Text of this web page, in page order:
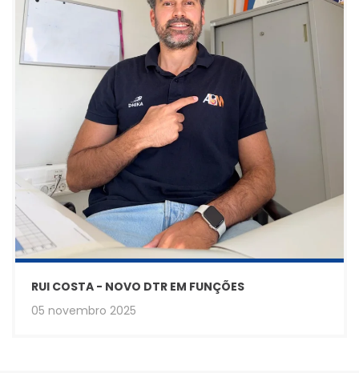
RUI COSTA - NOVO DTR EM FUNÇÕES
05 novembro 2025